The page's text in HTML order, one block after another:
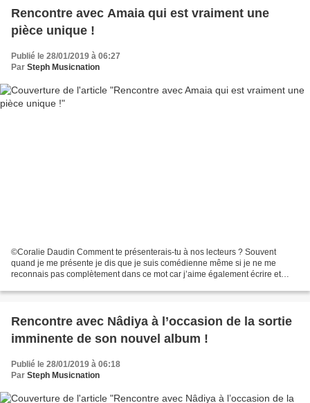
Rencontre avec Amaia qui est vraiment une
pièce unique !
Publié le 28/01/2019 à 06:27
Par Steph Musicnation
©Coralie Daudin Comment te présenterais-tu à nos lecteurs ? Souvent
quand je me présente je dis que je suis comédienne même si je ne me
reconnais pas complètement dans ce mot car j’aime également écrire et
Rencontre avec Nâdiya à l’occasion de la sortie
imminente de son nouvel album !
Publié le 28/01/2019 à 06:18
Par Steph Musicnation